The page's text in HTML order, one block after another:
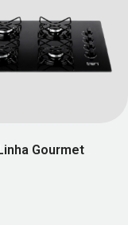
Linha Gourmet